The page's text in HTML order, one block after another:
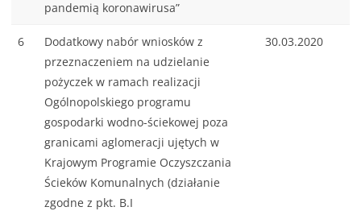
pandemią koronawirusa”
6
Dodatkowy nabór wniosków z
przeznaczeniem na udzielanie
pożyczek w ramach realizacji
Ogólnopolskiego programu
gospodarki wodno-ściekowej poza
granicami aglomeracji ujętych w
Krajowym Programie Oczyszczania
Ścieków Komunalnych (działanie
zgodne z pkt. B.I
30.03.2020